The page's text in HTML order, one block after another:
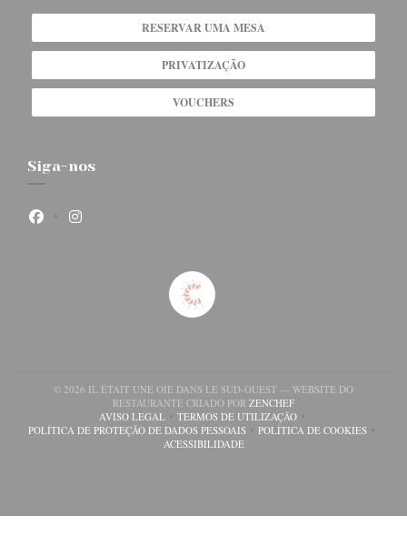
RESERVAR UMA MESA
PRIVATIZAÇÃO
VOUCHERS
Siga-nos
Facebook ((abre numa nova janela))
Instagram ((abre numa nova janela))
© 2026 IL ÉTAIT UNE OIE DANS LE SUD-OUEST — WEBSITE DO
RESTAURANTE CRIADO POR ZENCHEF((ABRE NUMA NOVA
AVISO LEGAL((ABRE NUMA NOVA JANELA))
TERMOS DE UTILIZAÇÃO((ABRE NUMA NOVA JANELA))
POLÍTICA DE PROTEÇÃO DE DADOS PESSOAIS
((ABRE NUMA NOVA JANELA))POLÍTICA DE COOKIES
((ABRE NUMA
ACESSIBILIDADE
((ABRE NUMA NOVA JANELA))